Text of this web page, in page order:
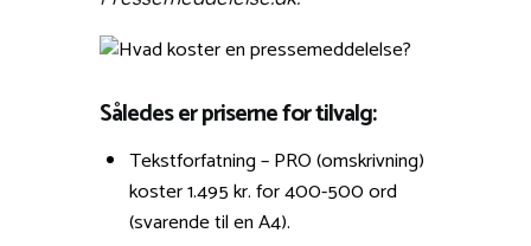
Således er priserne for tilvalg:
Tekstforfatning – PRO (omskrivning)
koster 1.495 kr. for 400-500 ord
(svarende til en A4).